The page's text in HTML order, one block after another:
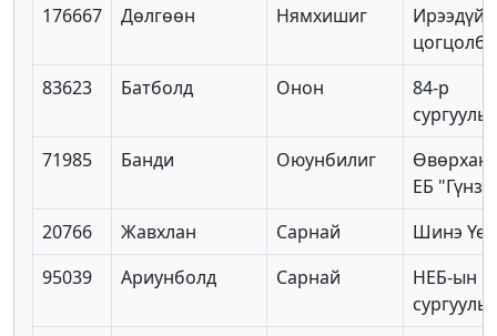
176667
Дөлгөөн Нямхишиг
Ирээдүй
83623
Батболд Онон
84-р
сургууль
71985
Банди Оюунбилиг
ЕБ
20766
Жавхлан Сарнай
Шинэ Үе
95039
Ариунболд Сарнай
НЕБ-ын
сургууль